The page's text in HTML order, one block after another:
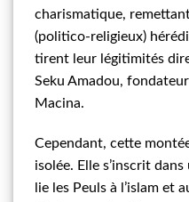
charismatique,
(politico-religieux)
tirent leur légitimités
Seku Amadou,
Macina.
Cependant, cette
isolée. Elle s’inscrit
lie les Peuls à l’islam et